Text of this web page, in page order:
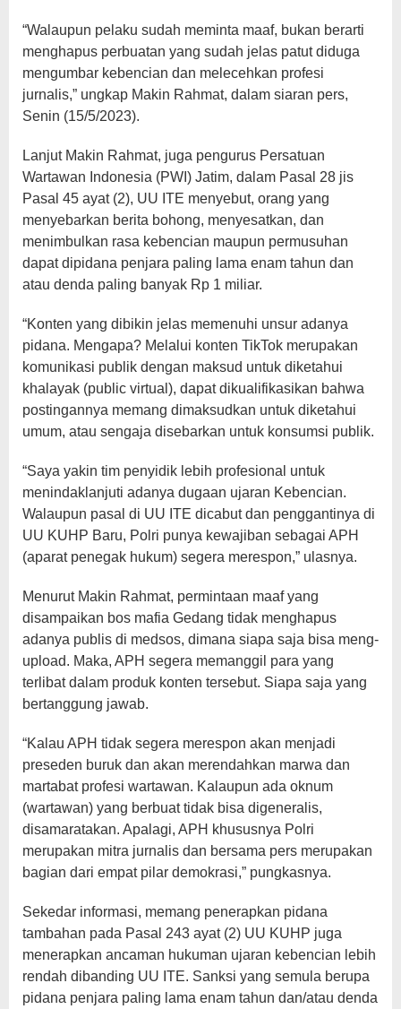
“Walaupun pelaku sudah meminta maaf, bukan berarti
menghapus perbuatan yang sudah jelas patut diduga
mengumbar kebencian dan melecehkan profesi
jurnalis,” ungkap Makin Rahmat, dalam siaran pers,
Senin (15/5/2023).
Lanjut Makin Rahmat, juga pengurus Persatuan
Wartawan Indonesia (PWI) Jatim, dalam Pasal 28 jis
Pasal 45 ayat (2), UU ITE menyebut, orang yang
menyebarkan berita bohong, menyesatkan, dan
menimbulkan rasa kebencian maupun permusuhan
dapat dipidana penjara paling lama enam tahun dan
atau denda paling banyak Rp 1 miliar.
“Konten yang dibikin jelas memenuhi unsur adanya
pidana. Mengapa? Melalui konten TikTok merupakan
komunikasi publik dengan maksud untuk diketahui
khalayak (public virtual), dapat dikualifikasikan bahwa
postingannya memang dimaksudkan untuk diketahui
umum, atau sengaja disebarkan untuk konsumsi publik.
“Saya yakin tim penyidik lebih profesional untuk
menindaklanjuti adanya dugaan ujaran Kebencian.
Walaupun pasal di UU ITE dicabut dan penggantinya di
UU KUHP Baru, Polri punya kewajiban sebagai APH
(aparat penegak hukum) segera merespon,” ulasnya.
Menurut Makin Rahmat, permintaan maaf yang
disampaikan bos mafia Gedang tidak menghapus
adanya publis di medsos, dimana siapa saja bisa meng-
upload. Maka, APH segera memanggil para yang
terlibat dalam produk konten tersebut. Siapa saja yang
bertanggung jawab.
“Kalau APH tidak segera merespon akan menjadi
preseden buruk dan akan merendahkan marwa dan
martabat profesi wartawan. Kalaupun ada oknum
(wartawan) yang berbuat tidak bisa digeneralis,
disamaratakan. Apalagi, APH khususnya Polri
merupakan mitra jurnalis dan bersama pers merupakan
bagian dari empat pilar demokrasi,” pungkasnya.
Sekedar informasi, memang penerapkan pidana
tambahan pada Pasal 243 ayat (2) UU KUHP juga
menerapkan ancaman hukuman ujaran kebencian lebih
rendah dibanding UU ITE. Sanksi yang semula berupa
pidana penjara paling lama enam tahun dan/atau denda